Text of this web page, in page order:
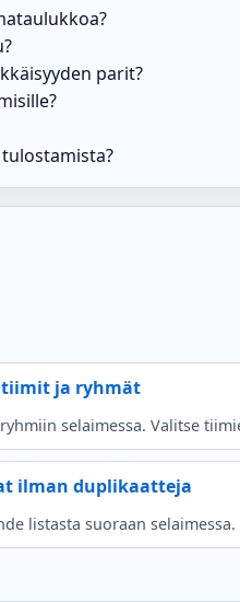
parit?
tiimit ja ryhmät
selaimessa. Valitse
ilman duplikaatteja
listasta suoraan